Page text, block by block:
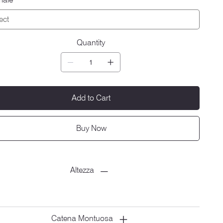
Quantity
Add to Cart
Buy Now
Altezza
Catena Montuosa